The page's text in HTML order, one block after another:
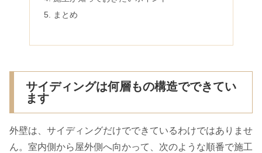
まとめ
サイディングは何層もの構造でできてい
ます
外壁は、サイディングだけでできているわけではありませ
ん。室内側から屋外側へ向かって、次のような順番で施工